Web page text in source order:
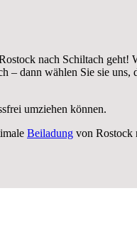
nach Schiltach
– dann wählen Sie sie uns,
umziehen können.
Beiladung von Rostock